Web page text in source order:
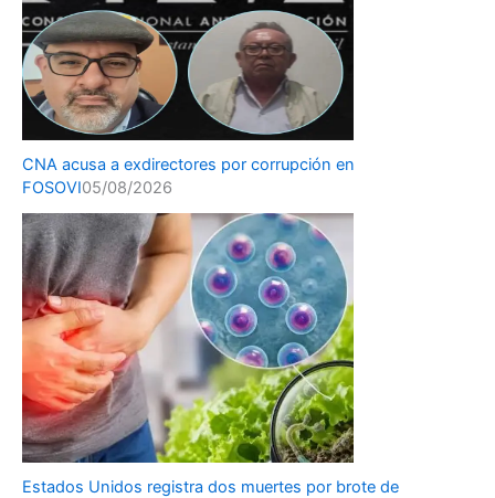
CNA acusa a exdirectores por corrupción en
FOSOVI05/08/2026
Estados Unidos registra dos muertes por brote de